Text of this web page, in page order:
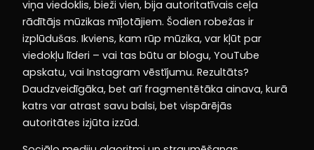
viņa viedoklis, bieži vien, bija autoritatīvais ceļa
rādītājs mūzikas mīļotājiem. Šodien robežas ir
izplūdušas. Ikviens, kam rūp mūzika, var kļūt par
viedokļu līderi – vai tas būtu ar blogu, YouTube
apskatu, vai Instagram vēstījumu. Rezultāts?
Daudzveidīgāka, bet arī fragmentētāka ainava, kurā
katrs var atrast savu balsi, bet vispārējās
autoritātes izjūta izzūd.